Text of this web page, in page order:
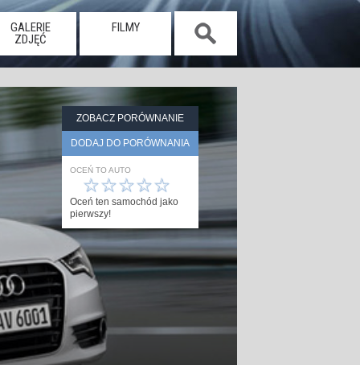
GALERIE
ZDJĘĆ
FILMY
ZOBACZ PORÓWNANIE
DODAJ DO PORÓWNANIA
OCEŃ TO AUTO
☆
☆
☆
☆
☆
Oceń ten samochód jako
pierwszy!